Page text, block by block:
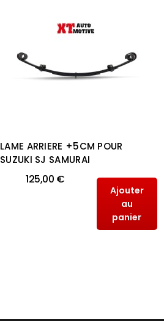
LAME ARRIERE +5CM POUR
SUZUKI SJ SAMURAI
125,00 €
Ajouter
au
panier